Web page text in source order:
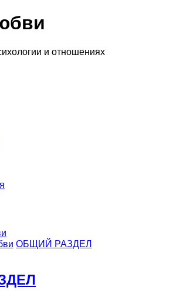
и отношениях
ОБЩИЙ РАЗДЕЛ